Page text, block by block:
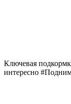
Ключевая
интересно